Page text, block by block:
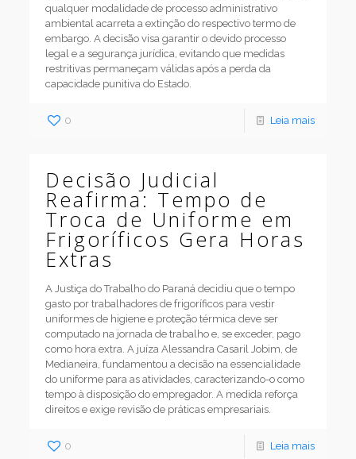
qualquer modalidade de processo administrativo
ambiental acarreta a extinção do respectivo termo de
embargo. A decisão visa garantir o devido processo
legal e a segurança jurídica, evitando que medidas
restritivas permaneçam válidas após a perda da
capacidade punitiva do Estado.
0 Leia mais
Decisão Judicial
Reafirma: Tempo de
Troca de Uniforme em
Frigoríficos Gera Horas
Extras
A Justiça do Trabalho do Paraná decidiu que o tempo
gasto por trabalhadores de frigoríficos para vestir
uniformes de higiene e proteção térmica deve ser
computado na jornada de trabalho e, se exceder, pago
como hora extra. A juíza Alessandra Casaril Jobim, de
Medianeira, fundamentou a decisão na essencialidade
do uniforme para as atividades, caracterizando-o como
tempo à disposição do empregador. A medida reforça
direitos e exige revisão de práticas empresariais.
0 Leia mais